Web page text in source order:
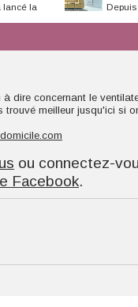
lancé la
dire concernant le
trouvé meilleur jusqu'ici si
ou connectez-
Facebook.